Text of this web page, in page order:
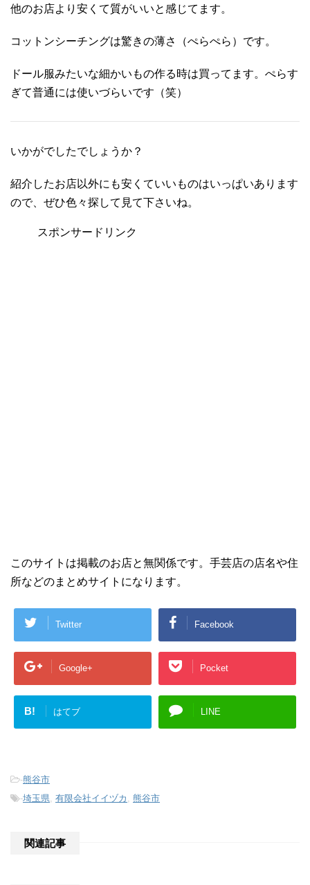
他のお店より安くて質がいいと感じてます。
コットンシーチングは驚きの薄さ（ぺらぺら）です。
ドール服みたいな細かいもの作る時は買ってます。ぺらす
ぎて普通には使いづらいです（笑）
いかがでしたでしょうか？
紹介したお店以外にも安くていいものはいっぱいあります
ので、ぜひ色々探して見て下さいね。
スポンサードリンク
このサイトは掲載のお店と無関係です。手芸店の店名や住
所などのまとめサイトになります。
Twitter Facebook
Google+ Pocket
B! はてブ LINE
-熊谷市
-埼玉県 有限会社イイヅカ 熊谷市
関連記事